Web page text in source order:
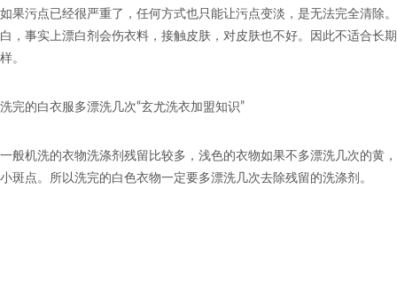
如果污点已经很严重了，任何方式也只能让污点变淡，是无法完全清除
白，事实上漂白剂会伤衣料，接触皮肤，对皮肤也不好。因此不适合长
样。
洗完的白衣服多漂洗几次“玄尤洗衣加盟知识”
一般机洗的衣物洗涤剂残留比较多，浅色的衣物如果不多漂洗几次的黄
小斑点。所以洗完的白色衣物一定要多漂洗几次去除残留的洗涤剂。